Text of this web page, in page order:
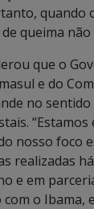
quando
queima
que o
e do
no
nosso foco
realizadas
e em
o Ibama,